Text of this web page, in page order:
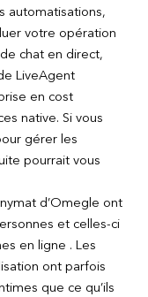
automatisations,
votre opération
chat en direct,
LiveAgent
en cost
native. Si vous
gérer les
pourrait vous
d’Omegle ont
et celles-ci
en ligne . Les
ont parfois
que ce qu’ils